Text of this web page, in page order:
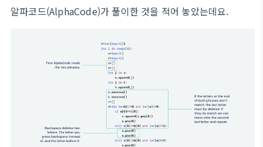
알파코드(AlphaCode)가 풀이한 것을 적어 놓았는데요.